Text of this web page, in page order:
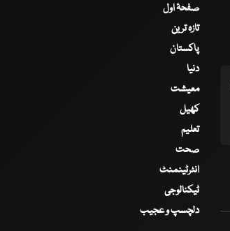
صفحۂ اول
تازہ ترین
پاکستان
دنیا
معیشت
کھیل
تعلیم
صحت
انٹرٹینمنٹ
ٹیکنالوجی
دلچسپ و عجیب